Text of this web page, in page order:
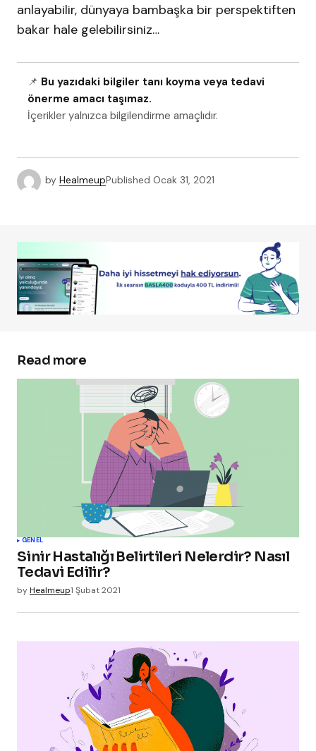
anlayabilir, dünyaya bambaşka bir perspektiften
bakar hale gelebilirsiniz…
📌 Bu yazıdaki bilgiler tanı koyma veya tedavi
önerme amacı taşımaz.
İçerikler yalnızca bilgilendirme amaçlıdır.
by HealmeupPublished Ocak 31, 2021
Read more
GENEL
Sinir Hastalığı Belirtileri Nelerdir? Nasıl
Tedavi Edilir?
byHealmeup1 Şubat 2021